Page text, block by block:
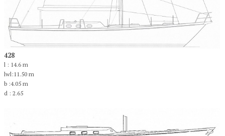
428
l : 14.6 m
lwl:11.50 m
b :4.05 m
d : 2.65